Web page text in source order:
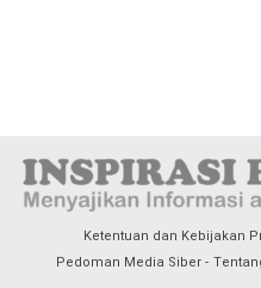
Ketentuan dan Kebijakan
Pedoman Media Siber